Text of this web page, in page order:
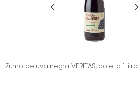
Zumo de uva negra VERITAS, botella 1 litro